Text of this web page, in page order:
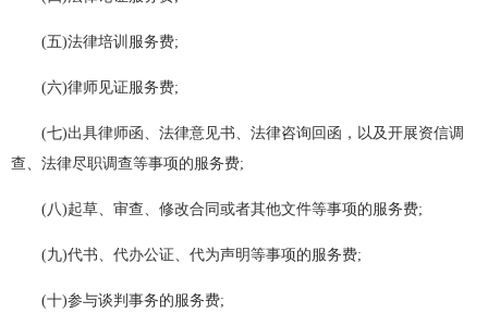
(五)法律培训服务费;
(六)律师见证服务费;
(七)出具律师函、法律意见书、法律咨询回函，以及开展资信调
查、法律尽职调查等事项的服务费;
(八)起草、审查、修改合同或者其他文件等事项的服务费;
(九)代书、代办公证、代为声明等事项的服务费;
(十)参与谈判事务的服务费;